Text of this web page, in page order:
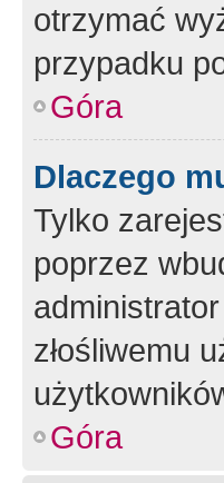
otrzymać
przypadku
Góra
Dlaczego
Tylko
poprzez
złośliwemu
Góra